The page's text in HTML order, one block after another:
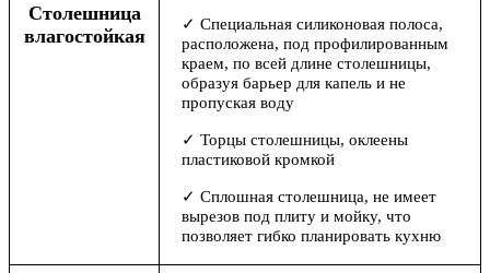
Столешница
влагостойкая
✓ Специальная силиконовая полоса,
расположена, под профилированным
краем, по всей длине столешницы,
образуя барьер для капель и не
пропуская воду
✓ Торцы столешницы, оклеены
пластиковой кромкой
✓ Сплошная столешница, не имеет
вырезов под плиту и мойку, что
позволяет гибко планировать кухню